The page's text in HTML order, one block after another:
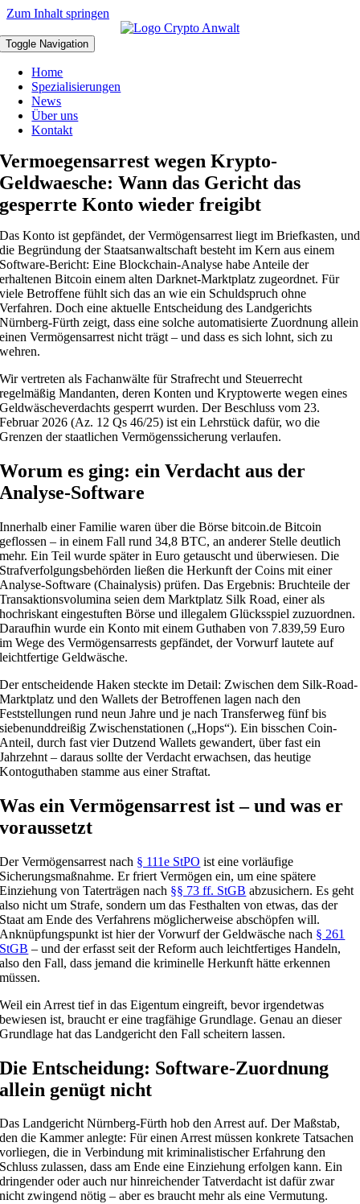
Zum Inhalt springen
Toggle Navigation
Home
Spezialisierungen
News
Über uns
Kontakt
Vermoegensarrest wegen Krypto-
Geldwaesche: Wann das Gericht das
gesperrte Konto wieder freigibt
Das Konto ist gepfändet, der Vermögensarrest liegt im Briefkasten, und
die Begründung der Staatsanwaltschaft besteht im Kern aus einem
Software-Bericht: Eine Blockchain-Analyse habe Anteile der
erhaltenen Bitcoin einem alten Darknet-Marktplatz zugeordnet. Für
viele Betroffene fühlt sich das an wie ein Schuldspruch ohne
Verfahren. Doch eine aktuelle Entscheidung des Landgerichts
Nürnberg-Fürth zeigt, dass eine solche automatisierte Zuordnung allein
einen Vermögensarrest nicht trägt – und dass es sich lohnt, sich zu
wehren.
Wir vertreten als Fachanwälte für Strafrecht und Steuerrecht
regelmäßig Mandanten, deren Konten und Kryptowerte wegen eines
Geldwäscheverdachts gesperrt wurden. Der Beschluss vom 23.
Februar 2026 (Az. 12 Qs 46/25) ist ein Lehrstück dafür, wo die
Grenzen der staatlichen Vermögenssicherung verlaufen.
Worum es ging: ein Verdacht aus der
Analyse-Software
Innerhalb einer Familie waren über die Börse bitcoin.de Bitcoin
geflossen – in einem Fall rund 34,8 BTC, an anderer Stelle deutlich
mehr. Ein Teil wurde später in Euro getauscht und überwiesen. Die
Strafverfolgungsbehörden ließen die Herkunft der Coins mit einer
Analyse-Software (Chainalysis) prüfen. Das Ergebnis: Bruchteile der
Transaktionsvolumina seien dem Marktplatz Silk Road, einer als
hochriskant eingestuften Börse und illegalem Glücksspiel zuzuordnen.
Daraufhin wurde ein Konto mit einem Guthaben von 7.839,59 Euro
im Wege des Vermögensarrests gepfändet, der Vorwurf lautete auf
leichtfertige Geldwäsche.
Der entscheidende Haken steckte im Detail: Zwischen dem Silk-Road-
Marktplatz und den Wallets der Betroffenen lagen nach den
Feststellungen rund neun Jahre und je nach Transferweg fünf bis
siebenunddreißig Zwischenstationen („Hops“). Ein bisschen Coin-
Anteil, durch fast vier Dutzend Wallets gewandert, über fast ein
Jahrzehnt – daraus sollte der Verdacht erwachsen, das heutige
Kontoguthaben stamme aus einer Straftat.
Was ein Vermögensarrest ist – und was er
voraussetzt
Der Vermögensarrest nach § 111e StPO ist eine vorläufige
Sicherungsmaßnahme. Er friert Vermögen ein, um eine spätere
Einziehung von Taterträgen nach §§ 73 ff. StGB abzusichern. Es geht
also nicht um Strafe, sondern um das Festhalten von etwas, das der
Staat am Ende des Verfahrens möglicherweise abschöpfen will.
Anknüpfungspunkt ist hier der Vorwurf der Geldwäsche nach § 261
StGB – und der erfasst seit der Reform auch leichtfertiges Handeln,
also den Fall, dass jemand die kriminelle Herkunft hätte erkennen
müssen.
Weil ein Arrest tief in das Eigentum eingreift, bevor irgendetwas
bewiesen ist, braucht er eine tragfähige Grundlage. Genau an dieser
Grundlage hat das Landgericht den Fall scheitern lassen.
Die Entscheidung: Software-Zuordnung
allein genügt nicht
Das Landgericht Nürnberg-Fürth hob den Arrest auf. Der Maßstab,
den die Kammer anlegte: Für einen Arrest müssen konkrete Tatsachen
vorliegen, die in Verbindung mit kriminalistischer Erfahrung den
Schluss zulassen, dass am Ende eine Einziehung erfolgen kann. Ein
dringender oder auch nur hinreichender Tatverdacht ist dafür zwar
nicht zwingend nötig – aber es braucht mehr als eine Vermutung.